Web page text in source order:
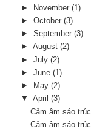
► November (1)
► October (3)
► September (3)
► August (2)
► July (2)
► June (1)
►
May (2)
▼ April (3)
Cảm âm sáo
Cảm âm sáo